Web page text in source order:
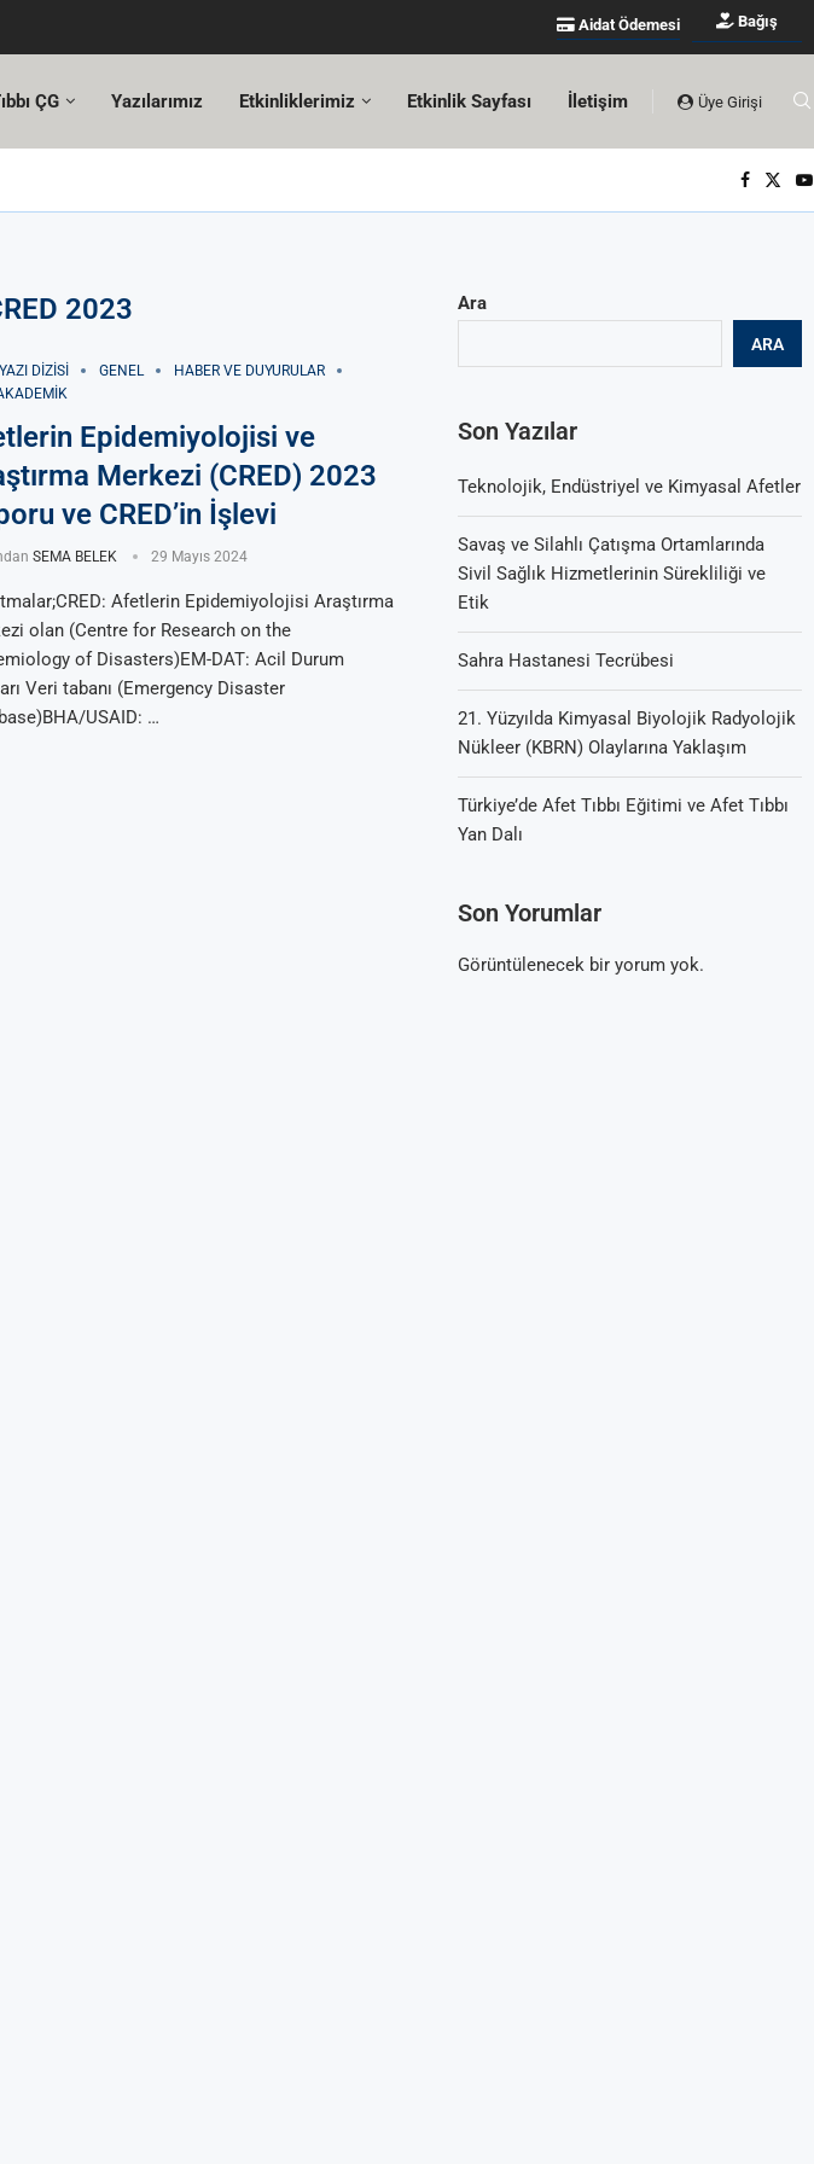
Aidat Ödemesi Bağış
ÇG Yazılarımız Etkinliklerimiz Etkinlik Sayfası İletişim Üye Girişi
2023
DIZISI GENEL
HABER VE DUYURULAR
Epidemiyolojisi ve
Merkezi (CRED) 2023
ve CRED’in İşlevi
SEMA BELEK 29 Mayıs 2024
Afetlerin Epidemiyolojisi Araştırma
olan (Centre for Research on the
of Disasters)EM-DAT: Acil Durum
Veri tabanı (Emergency Disaster
USAID: …
Ara
ARA
Son Yazılar
Teknolojik, Endüstriyel ve Kimyasal Afetler
Savaş ve Silahlı Çatışma Ortamlarında
Sivil Sağlık Hizmetlerinin Sürekliliği ve
Etik
Sahra Hastanesi Tecrübesi
21. Yüzyılda Kimyasal Biyolojik Radyolojik
Nükleer (KBRN) Olaylarına Yaklaşım
Türkiye’de Afet Tıbbı Eğitimi ve Afet Tıbbı
Yan Dalı
Son Yorumlar
Görüntülenecek bir yorum yok.